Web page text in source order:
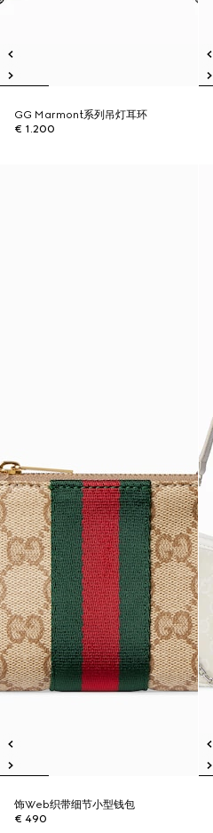
GG Marmont系列吊灯耳环
€ 1.200
饰Web织带细节小型钱包
€ 490